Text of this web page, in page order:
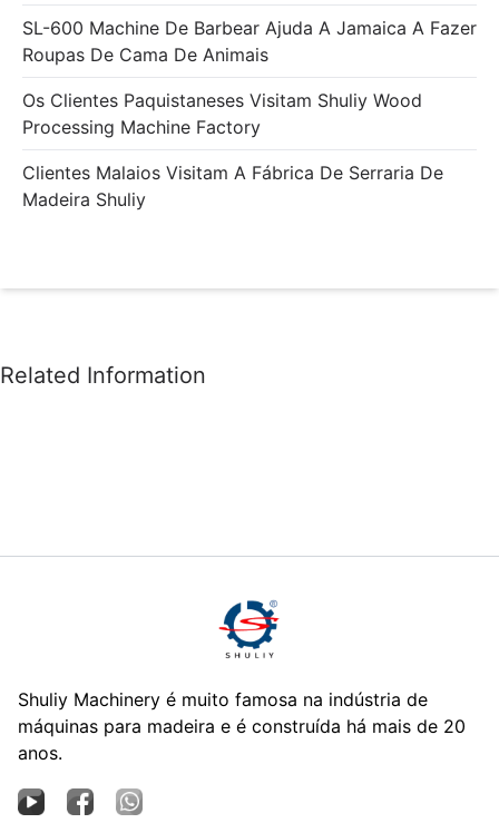
SL-600 Machine De Barbear Ajuda A Jamaica A Fazer
Roupas De Cama De Animais
Os Clientes Paquistaneses Visitam Shuliy Wood
Processing Machine Factory
Clientes Malaios Visitam A Fábrica De Serraria De
Madeira Shuliy
Shuliy Machinery é muito famosa na indústria de
máquinas para madeira e é construída há mais de 20
anos.